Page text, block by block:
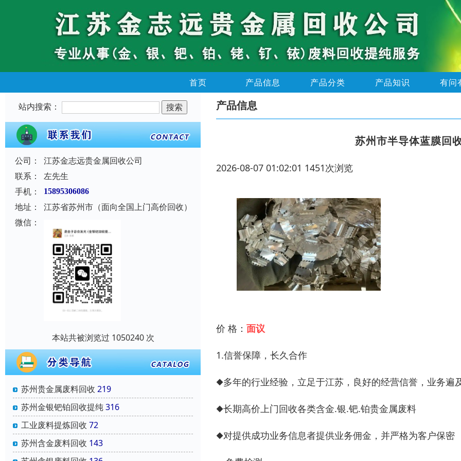
首页 产品信息 产品分类 产品知识 有问
站内搜索：
公司：
江苏金志远贵金属回收公司
联系：
左先生
手机：
15895306086
地址：
江苏省苏州市（面向全国上门高价回收）
微信：
本站共被浏览过 1050240 次
苏州贵金属废料回收 219
苏州金银钯铂回收提纯316
工业废料提炼回收 72
苏州含金废料回收 143
产品信息
苏州市半导体蓝膜回
2026-08-07 01:02:01 1451次浏览
价 格： 面议
1.信誉保障，长久合作
◆多年的行业经验，立足于江苏，良好的经营信誉，业务遍
◆长期高价上门回收各类含金.银.钯.铂贵金属废料
◆对提供成功业务信息者提供业务佣金，并严格为客户保密